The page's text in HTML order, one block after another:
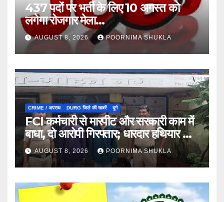
437 पदों पर भर्ती के लिए 10 अगस्त को
लगेगा रोजगार मेला…
AUGUST 8, 2026 POORNIMA SHUKLA
CRIME / अपराध DURG जिले की खबरें दुर्ग
FCI कर्मचारी से मारपीट और सरकारी काम में
बाधा, दो आरोपी गिरफ्तार; धारदार हथियार भी
जब्त…
AUGUST 8, 2026 POORNIMA SHUKLA